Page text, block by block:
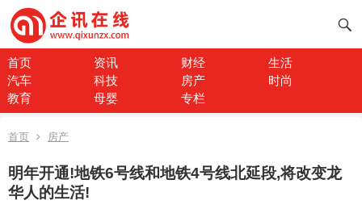
首页 资讯 财经
生活
汽车
科技 房产
时尚
教育
母婴 专栏
首页 房产
明年开通!地铁6号线和地铁4号线北延段,将改变龙
华人的生活!